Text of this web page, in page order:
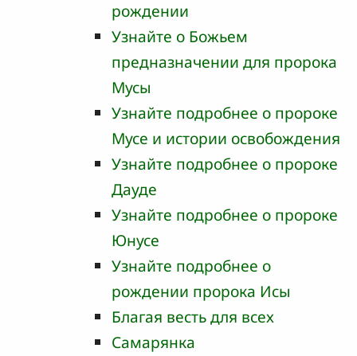
рождении
Узнайте о Божьем
предназначении для пророка
Мусы
Узнайте подробнее о пророке
Мусе и истории освобождения
Узнайте подробнее о пророке
Дауде
Узнайте подробнее о пророке
Юнусе
Узнайте подробнее о
рождении пророка Исы
Благая весть для всех
Самарянка